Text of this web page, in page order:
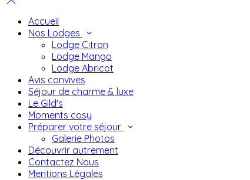
Accueil
Nos Lodges
Lodge Citron
Lodge Mango
Lodge Abricot
Avis convives
Séjour de charme & luxe
Le Gild's
Moments cosy
Préparer votre séjour
Galerie Photos
Découvrir autrement
Contactez Nous
Mentions Légales